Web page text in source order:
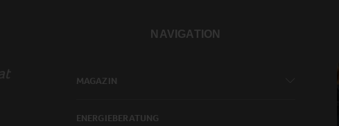
NAVIGATION
MAGAZIN
ENERGIEBERATUNG